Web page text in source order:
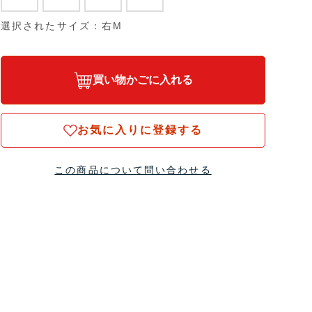
選択されたサイズ：右M
買い物かごに入れる
お気に入りに登録する
この商品について問い合わせる